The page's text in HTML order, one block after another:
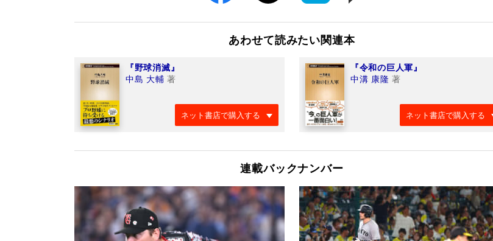
あわせて読みたい関連本
『野球消滅』
中島 大輔 著
ネット書店で購入する
『令和の巨人軍』
中溝 康隆 著
ネット書店で購入する
連載バックナンバー